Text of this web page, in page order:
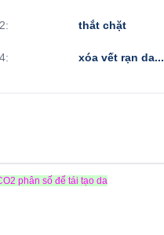
thắt chặt
xóa vết rạn da...
phân số để tái tạo da